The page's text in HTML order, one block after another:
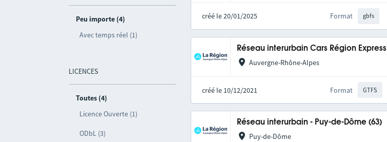
Peu importe (4)
Avec temps réel (1)
LICENCES
Toutes (4)
Licence Ouverte (1)
ODbL (3)
créé le 20/01/2025 Format gbfs
Réseau interurbain Cars Région Express
Auvergne-Rhône-Alpes
créé le 10/12/2021 Format GTFS
Réseau interurbain - Puy-de-Dôme (63)
Puy-de-Dôme